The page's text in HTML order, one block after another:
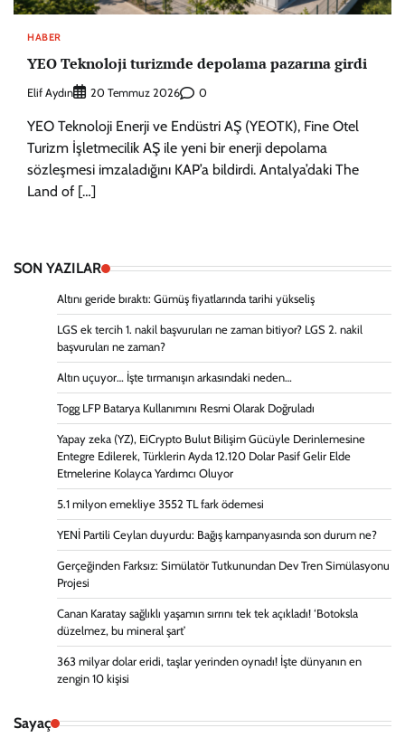
HABER
YEO Teknoloji turizmde depolama pazarına girdi
Elif Aydın 20 Temmuz 2026 0
YEO Teknoloji Enerji ve Endüstri AŞ (YEOTK), Fine Otel
Turizm İşletmecilik AŞ ile yeni bir enerji depolama
sözleşmesi imzaladığını KAP’a bildirdi. Antalya’daki The
Land of […]
SON YAZILAR
Altını geride bıraktı: Gümüş fiyatlarında tarihi yükseliş
LGS ek tercih 1. nakil başvuruları ne zaman bitiyor? LGS 2. nakil
başvuruları ne zaman?
Altın uçuyor… İşte tırmanışın arkasındaki neden…
Togg LFP Batarya Kullanımını Resmi Olarak Doğruladı
Yapay zeka (YZ), EiCrypto Bulut Bilişim Gücüyle Derinlemesine
Entegre Edilerek, Türklerin Ayda 12.120 Dolar Pasif Gelir Elde
Etmelerine Kolayca Yardımcı Oluyor
5.1 milyon emekliye 3552 TL fark ödemesi
YENİ Partili Ceylan duyurdu: Bağış kampanyasında son durum ne?
Gerçeğinden Farksız: Simülatör Tutkunundan Dev Tren Simülasyonu
Projesi
Canan Karatay sağlıklı yaşamın sırrını tek tek açıkladı! ‘Botoksla
düzelmez, bu mineral şart’
363 milyar dolar eridi, taşlar yerinden oynadı! İşte dünyanın en
zengin 10 kişisi
Sayaç